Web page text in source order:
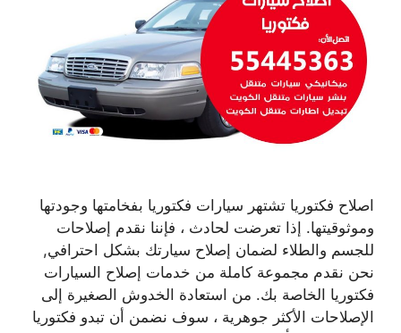
اصلاح فكتوريا تشتهر سيارات فكتوريا بفخامتها وجودتها
وموثوقيتها. إذا تعرضت لحادث ، فإننا نقدم إصلاحات
للجسم والطلاء لضمان إصلاح سيارتك بشكل احترافي,
نحن نقدم مجموعة كاملة من خدمات إصلاح السيارات
فكتوريا الخاصة بك. من استعادة الخدوش الصغيرة إلى
الإصلاحات الأكثر جوهرية ، سوف نضمن أن تبدو فكتوريا